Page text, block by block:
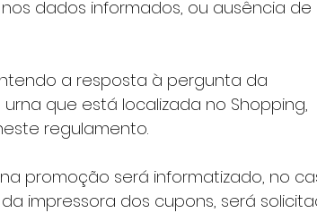
dados informados, ou ausência de
que está localizada no Shopping,
regulamento.
impressora dos cupons, será